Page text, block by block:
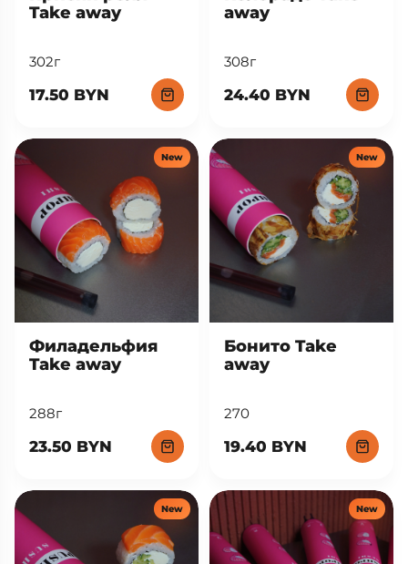
Take away
302г
17.50 BYN
away
308г
24.40 BYN
New
Филадельфия
Take away
288г
23.50 BYN
New
Бонито Take
away
270
19.40 BYN
New New